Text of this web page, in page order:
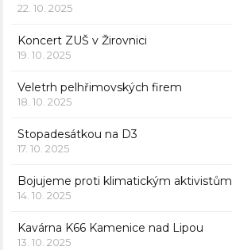
22. 10. 2025
Koncert ZUŠ v Žirovnici
19. 10. 2025
Veletrh pelhřimovských firem
18. 10. 2025
Stopadesátkou na D3
17. 10. 2025
Bojujeme proti klimatickým aktivistům
14. 10. 2025
Kavárna K66 Kamenice nad Lipou
13. 10. 2025